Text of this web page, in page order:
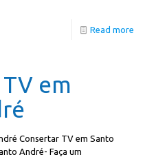
Read more
em
Consertar TV em Santo
André- Faça um